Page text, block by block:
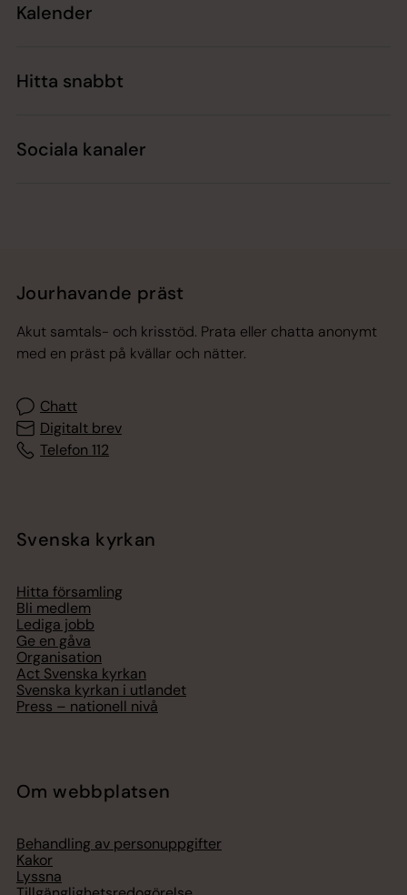
Kalender
Hitta snabbt
Sociala kanaler
Jourhavande präst
Akut samtals- och krisstöd. Prata eller chatta anonymt
med en präst på kvällar och nätter.
Chatt
Digitalt brev
Telefon 112
Svenska kyrkan
Hitta församling
Bli medlem
Lediga jobb
Ge en gåva
Organisation
Act Svenska kyrkan
Svenska kyrkan i utlandet
Press – nationell nivå
Om webbplatsen
Behandling av personuppgifter
Kakor
Lyssna